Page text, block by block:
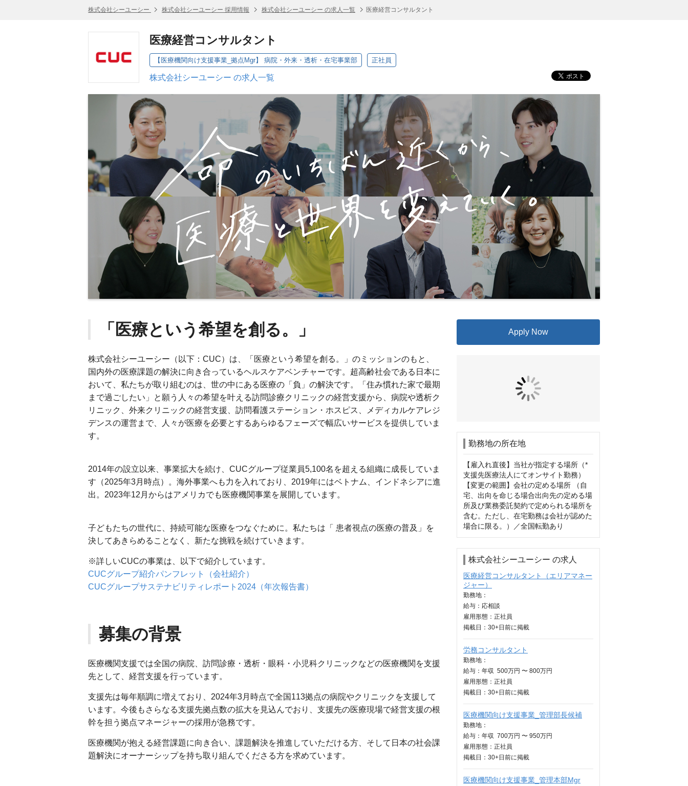
株式会社シーユーシー 株式会社シーユーシー 採用情報 株式会社シーユーシー の求人一覧 医療経営コンサルタント
医療経営コンサルタント
【医療機関向け支援事業_拠点Mgr】 病院・外来・透析・在宅事業部 正社員
株式会社シーユーシー の求人一覧
「医療という希望を創る。」
株式会社シーユーシー（以下：CUC）は、「医療という希望を創る。」のミッションのもと、
国内外の医療課題の解決に向き合っているヘルスケアベンチャーです。超高齢社会である日本に
おいて、私たちが取り組むのは、世の中にある医療の「負」の解決です。「住み慣れた家で最期
まで過ごしたい」と願う人々の希望を叶える訪問診療クリニックの経営支援から、病院や透析ク
リニック、外来クリニックの経営支援、訪問看護ステーション・ホスピス、メディカルケアレジ
デンスの運営まで、人々が医療を必要とするあらゆるフェーズで幅広いサービスを提供していま
す。
2014年の設立以来、事業拡大を続け、CUCグループ従業員5,100名を超える組織に成長していま
す（2025年3月時点）。海外事業へも力を入れており、2019年にはベトナム、インドネシアに進
出。2023年12月からはアメリカでも医療機関事業を展開しています。
子どもたちの世代に、持続可能な医療をつなぐために。私たちは「 患者視点の医療の普及」を
決してあきらめることなく、新たな挑戦を続けていきます。
※詳しいCUCの事業は、以下で紹介しています。
CUCグループ紹介パンフレット（会社紹介）
CUCグループサステナビリティレポート2024（年次報告書）
募集の背景
医療機関支援では全国の病院、訪問診療・透析・眼科・小児科クリニックなどの医療機関を支援
先として、経営支援を行っています。
支援先は毎年順調に増えており、2024年3月時点で全国113拠点の病院やクリニックを支援して
います。今後もさらなる支援先拠点数の拡大を見込んでおり、支援先の医療現場で経営支援の根
幹を担う拠点マネージャーの採用が急務です。
医療機関が抱える経営課題に向き合い、課題解決を推進していただける方、そして日本の社会課
題解決にオーナーシップを持ち取り組んでくださる方を求めています。
Apply Now
勤務地の所在地
【雇入れ直後】当社が指定する場所（*
支援先医療法人にてオンサイト勤務）
【変更の範囲】会社の定める場所 （自
宅、出向を命じる場合出向先の定める場
所及び業務委託契約で定められる場所を
含む。ただし、在宅勤務は会社が認めた
場合に限る。）／全国転勤あり
株式会社シーユーシー の求人
医療経営コンサルタント（エリアマネー
ジャー）
勤務地：
給与： 応相談
雇用形態：正社員
掲載日： 30+日 前に掲載
労務コンサルタント
勤務地：
給与： 年収 500万円 〜 800万円
雇用形態：正社員
掲載日： 30+日 前に掲載
医療機関向け支援事業_管理部長候補
勤務地：
給与： 年収 700万円 〜 950万円
雇用形態：正社員
掲載日： 30+日 前に掲載
医療機関向け支援事業_管理本部Mgr